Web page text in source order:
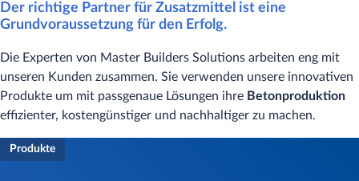
Der richtige Partner für Zusatzmittel ist eine
Grundvoraussetzung für den Erfolg.
Die Experten von Master Builders Solutions arbeiten eng mit
unseren Kunden zusammen. Sie verwenden unsere innovativen
Produkte um mit passgenaue Lösungen ihre Betonproduktion
effizienter, kostengünstiger und nachhaltiger zu machen.
Produkte